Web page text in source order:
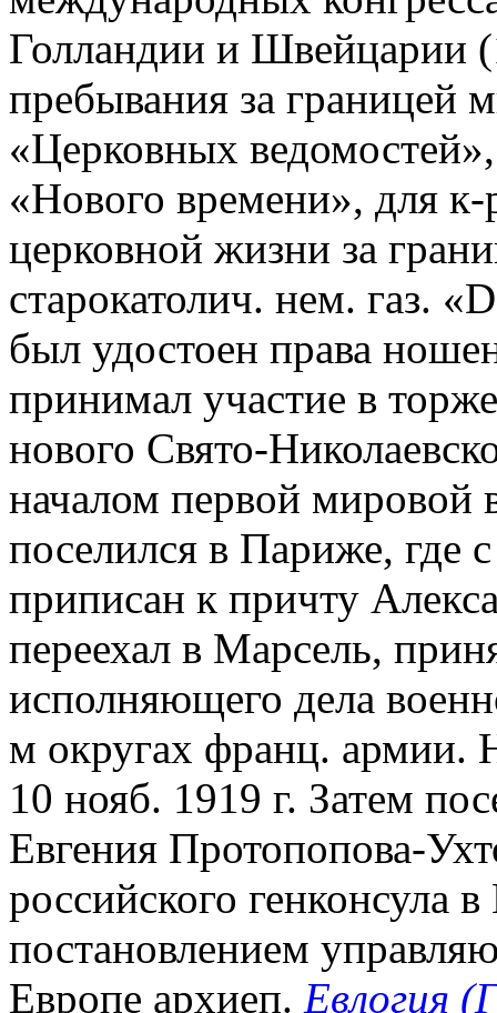
Голландии и Швейцарии
пребывания за границей
«Церковных
«Нового времени», для
церковной жизни за
старокатолич. нем. газ.
был удостоен права
принимал участие в
нового Свято-
началом первой
поселился в Париже, где
приписан к причту
переехал в Марсель,
исполняющего дела
м округах франц. армии.
10 нояб. 1919 г. Затем
Евгения Протопопова-
российского генконсула
постановлением
Европе архиеп. Евлогия